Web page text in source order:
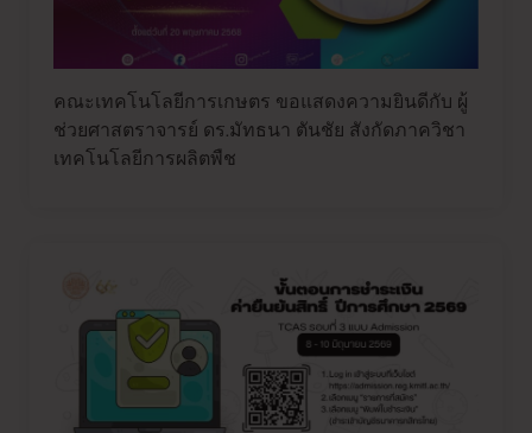
คณะเทคโนโลยีการเกษตร ขอแสดงความยินดีกับ ผู้
ช่วยศาสตราจารย์ ดร.มัทธนา ตันชัย สังกัดภาควิชา
เทคโนโลยีการผลิตพืช